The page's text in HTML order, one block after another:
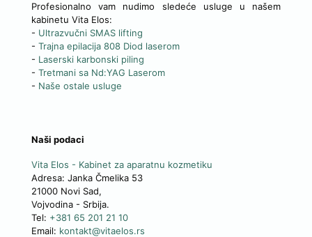
Profesionalno vam nudimo sledeće usluge u našem
kabinetu Vita Elos:
- Ultrazvučni SMAS lifting
- Trajna epilacija 808 Diod laserom
- Laserski karbonski piling
- Tretmani sa Nd:YAG Laserom
- Naše ostale usluge
Naši podaci
Vita Elos - Kabinet za aparatnu kozmetiku
Adresa: Janka Čmelika 53
21000 Novi Sad,
Vojvodina - Srbija.
Tel: +381 65 201 21 10
Email: kontakt@vitaelos.rs